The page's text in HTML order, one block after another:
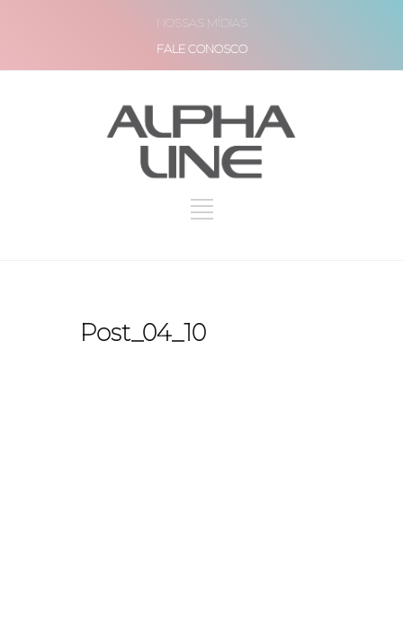
NOSSAS MÍDIAS
FALE CONOSCO
Post_04_10